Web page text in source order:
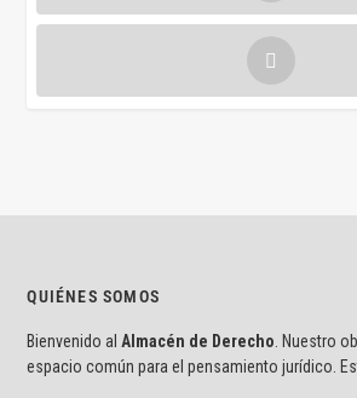
QUIÉNES SOMOS
Bienvenido al Almacén de Derecho . Nuestro
espacio común para el pensamiento jurídico.